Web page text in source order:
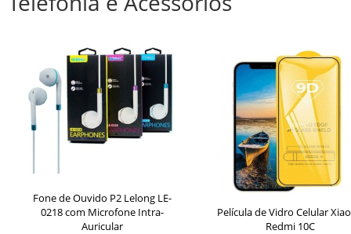
Fone de Ouvido P2 Lelong LE-
0218 com Microfone Intra-
Auricular
Película de Vidro Celular
Redmi 10C